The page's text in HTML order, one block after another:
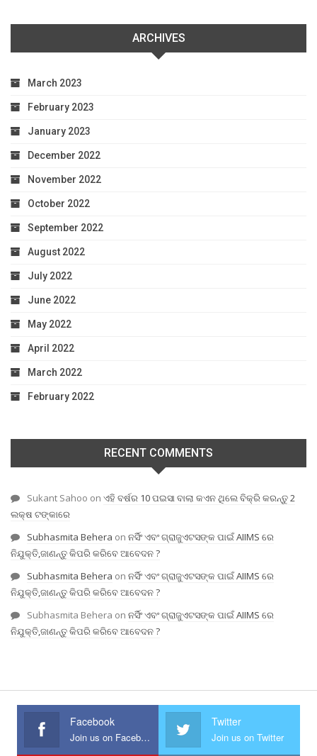
ARCHIVES
March 2023
February 2023
January 2023
December 2022
November 2022
October 2022
September 2022
August 2022
July 2022
June 2022
May 2022
April 2022
March 2022
February 2022
RECENT COMMENTS
Sukant Sahoo on ଏହି ବର୍ଷର 10 ପଇସା ବାଲା କଏନ ଥିଲେ ବିକ୍ରି କରନ୍ତୁ 2
ଲକ୍ଷ ଟଙ୍କାରେ
Subhasmita Behera on ନର୍ସିଂ ଏବଂ ଗ୍ରାଜୁଏଟସଙ୍କ ପାଇଁ AIIMS ରେ
ନିଯୁକ୍ତି,ଜାଣନ୍ତୁ କିପରି କରିବେ ଆବେଦନ ?
Subhasmita Behera on ନର୍ସିଂ ଏବଂ ଗ୍ରାଜୁଏଟସଙ୍କ ପାଇଁ AIIMS ରେ
ନିଯୁକ୍ତି,ଜାଣନ୍ତୁ କିପରି କରିବେ ଆବେଦନ ?
Subhasmita Behera on ନର୍ସିଂ ଏବଂ ଗ୍ରାଜୁଏଟସଙ୍କ ପାଇଁ AIIMS ରେ
ନିଯୁକ୍ତି,ଜାଣନ୍ତୁ କିପରି କରିବେ ଆବେଦନ ?
Facebook
Join us on Facebook
Twitter
Join us on Twitter